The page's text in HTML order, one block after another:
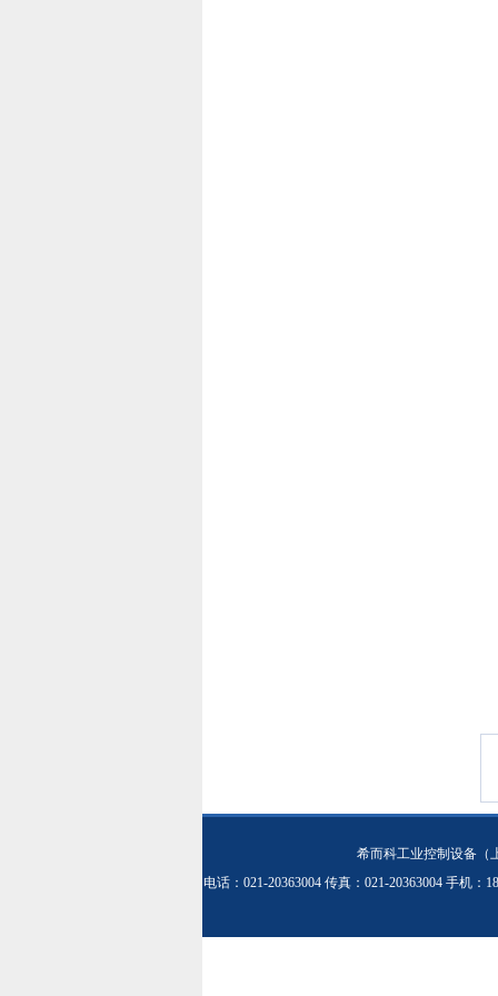
希而科工业控制设备（
电话：021-20363004 传真：021-20363004 手机：